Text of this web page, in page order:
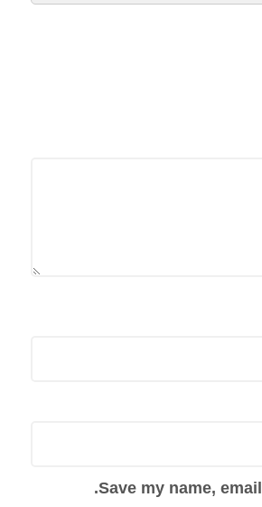
Save my name,